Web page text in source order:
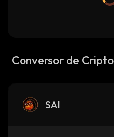
Conversor de Cripto
SAI